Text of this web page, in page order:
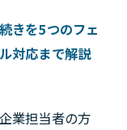
きを5つのフェ
対応まで解説
業担当者の方